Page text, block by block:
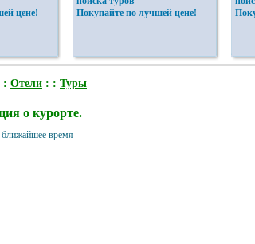
цене!
Покупайте по лучшей цене!
: Отели : : Туры
о курорте.
время